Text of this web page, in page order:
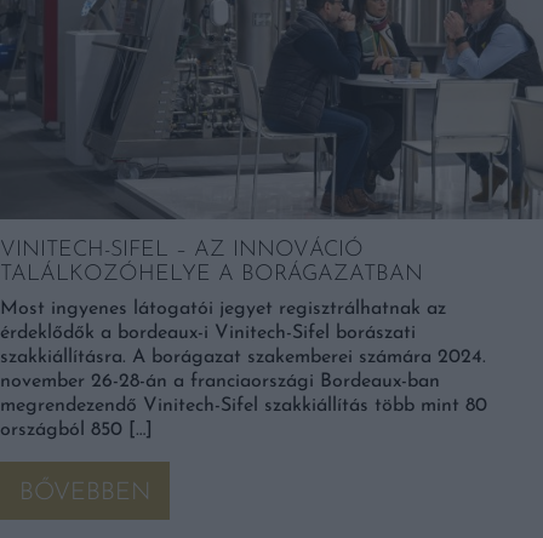
VINITECH-SIFEL – AZ INNOVÁCIÓ
TALÁLKOZÓHELYE A BORÁGAZATBAN
Most ingyenes látogatói jegyet regisztrálhatnak az
érdeklődők a bordeaux-i Vinitech-Sifel borászati
szakkiállításra. A borágazat szakemberei számára 2024.
november 26-28-án a franciaországi Bordeaux-ban
megrendezendő Vinitech-Sifel szakkiállítás több mint 80
országból 850 […]
BŐVEBBEN